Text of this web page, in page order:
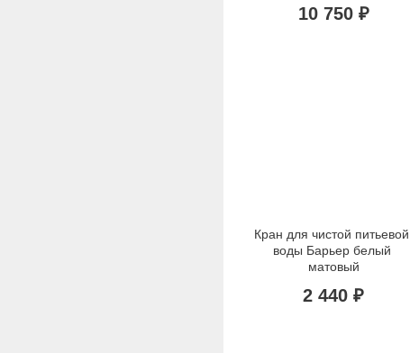
10 750 ₽
Кран для чистой питьевой
воды Барьер белый
матовый
2 440 ₽